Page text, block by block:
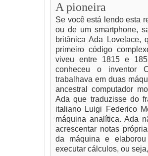
A pioneira
Se você está lendo esta
ou de um smartphone,
britânica Ada Lovelace,
primeiro código
viveu entre 1815 e
conheceu o inventor
trabalhava em duas
ancestral computador
Ada que traduzisse do
italiano Luigi Federico
máquina analítica. Ada
acrescentar notas
da máquina e
executar cálculos, ou